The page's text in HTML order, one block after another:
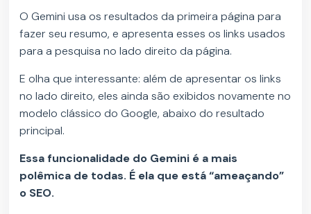
O Gemini usa os resultados da primeira página para
fazer seu resumo, e apresenta esses os links usados
para a pesquisa no lado direito da página.
E olha que interessante: além de apresentar os links
no lado direito, eles ainda são exibidos novamente no
modelo clássico do Google, abaixo do resultado
principal.
Essa funcionalidade do Gemini é a mais
polêmica de todas. É ela que está “ameaçando”
o SEO.